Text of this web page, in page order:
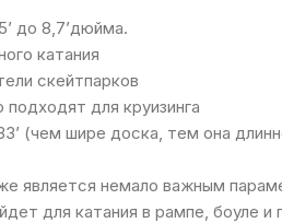
до 8,7’дюйма.
катания
скейтпарков
для круизинга
(чем шире доска, тем она
является немало важным
для катания в рампе, боуле и